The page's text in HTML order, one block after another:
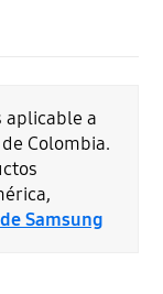
aplicable a
Colombia.
Samsung